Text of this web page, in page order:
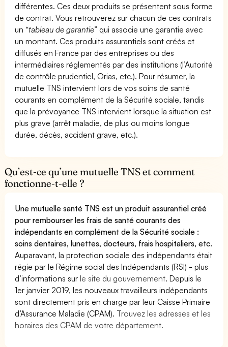
différentes. Ces deux produits se présentent sous forme
de contrat. Vous retrouverez sur chacun de ces contrats
un “tableau de garantie” qui associe une garantie avec
un montant. Ces produits assurantiels sont créés et
diffusés en France par des entreprises ou des
intermédiaires réglementés par des institutions (l’Autorité
de contrôle prudentiel, Orias, etc.). Pour résumer, la
mutuelle TNS intervient lors de vos soins de santé
courants en complément de la Sécurité sociale, tandis
que la prévoyance TNS intervient lorsque la situation est
plus grave (arrêt maladie, de plus ou moins longue
durée, décès, accident grave, etc.).
Qu’est-ce qu’une mutuelle TNS et comment
fonctionne-t-elle ?
Une mutuelle santé TNS est un produit assurantiel créé
pour rembourser les frais de santé courants des
indépendants en complément de la Sécurité sociale :
soins dentaires, lunettes, docteurs, frais hospitaliers, etc.
Auparavant, la protection sociale des indépendants était
régie par le Régime social des Indépendants (RSI) - plus
d’informations surle site du gouvernement. Depuis le
1er janvier 2019, les nouveaux travailleurs indépendants
sont directement pris en charge par leur Caisse Primaire
d’Assurance Maladie (CPAM). Trouvez les adresses et les
horaires des CPAM de votre département.